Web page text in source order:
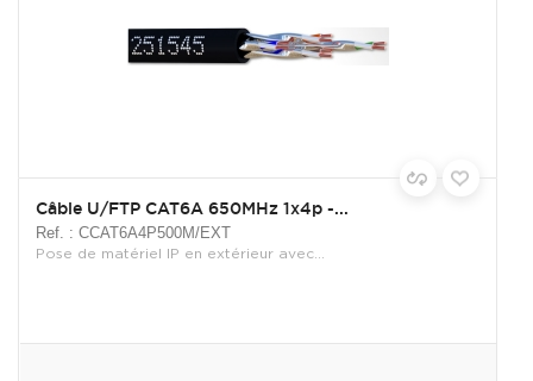
Câble U/FTP CAT6A 650MHz 1x4p -...
Ref. : CCAT6A4P500M/EXT
Pose de matériel IP en extérieur avec...